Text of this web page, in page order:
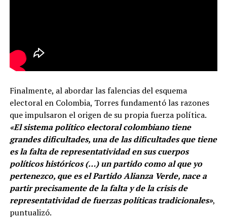
Finalmente, al abordar las falencias del esquema
electoral en Colombia, Torres fundamentó las razones
que impulsaron el origen de su propia fuerza política.
«El sistema político electoral colombiano tiene
grandes dificultades, una de las dificultades que tiene
es la falta de representatividad en sus cuerpos
políticos históricos (…) un partido como al que yo
pertenezco, que es el Partido Alianza Verde, nace a
partir precisamente de la falta y de la crisis de
representatividad de fuerzas políticas tradicionales»,
puntualizó.